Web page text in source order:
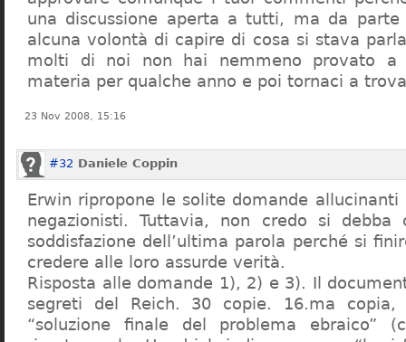
una discussione aperta a tutti, ma da parte
alcuna volontà di capire di cosa si stava
molti di noi non hai nemmeno provato a
materia per qualche anno e poi tornaci a
23 Nov 2008, 15:16
#32 Daniele Coppin
Erwin ripropone le solite domande
negazionisti. Tuttavia, non credo si debba
soddisfazione dell’ultima parola perché si
credere alle loro assurde verità.
Risposta alle domande 1), 2) e 3). Il
segreti del Reich. 30 copie. 16.ma copia,
“soluzione finale del problema ebraico”